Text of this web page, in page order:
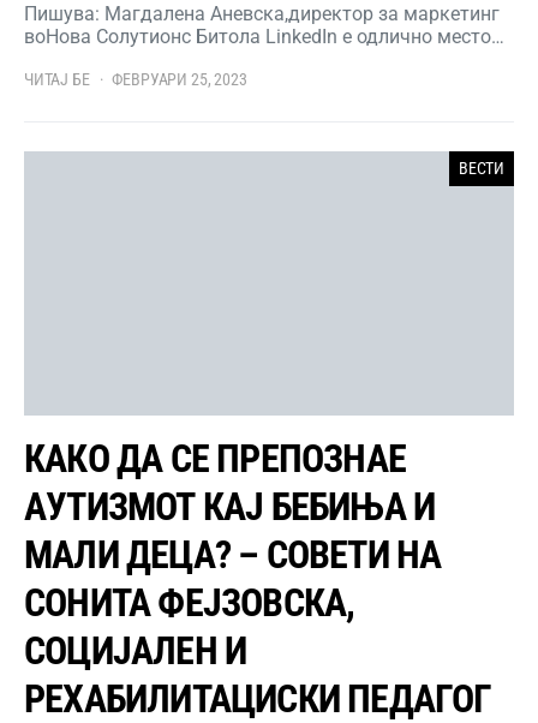
Пишува: Магдалена Аневска,директор за маркетинг
воНова Солутионс Битола LinkedIn е одлично место…
ЧИТАЈ БЕ ФЕВРУАРИ 25, 2023
ВЕСТИ
КАКО ДА СЕ ПРЕПОЗНАЕ
АУТИЗМОТ КАЈ БЕБИЊА И
МАЛИ ДЕЦА? – СОВЕТИ НА
СОНИТА ФЕЈЗОВСКА,
СОЦИЈАЛЕН И
РЕХАБИЛИТАЦИСКИ ПЕДАГОГ